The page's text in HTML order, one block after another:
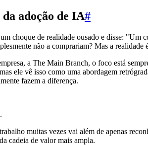
adoção de IA#
choque de realidade ousado e disse: "Um
não a comprariam? Mas a
a The Main Branch, o foco está
ele vê isso como uma abordagem
fazem a diferença.
muitas vezes vai além de apenas
cadeia de valor mais ampla.